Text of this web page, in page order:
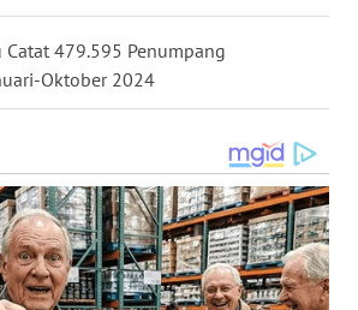
Catat 479.595 Penumpang
Oktober 2024